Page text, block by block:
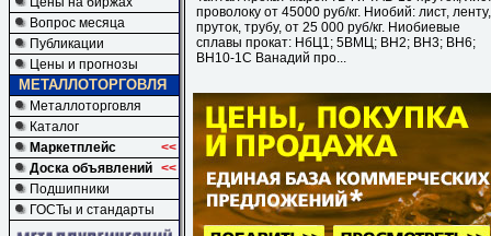
Вопрос месяца
Публикации
Цены и прогнозы
МЕТАЛЛОТОРГОВЛЯ
Металлоторговля
Каталог
Маркетплейс
<<
Доска объявлений <<
Подшипники
ГОСТы и стандарты
проволоку от 45000 руб/кг. Ниобий: лист, ленту,
пруток, трубу, от 25 000 руб/кг. Ниобиевые
сплавы прокат: НбЦ1; 5ВМЦ; ВН2; ВН3; ВН6;
ВН10-1С Ванадий про...